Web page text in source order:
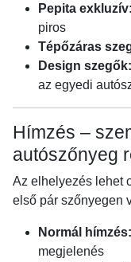
Pepita exkluzív:
piros
Tépőzáras
Design szegők:
az egyedi
Hímzés –
autószőnyeg
Az elhelyezés lehet
első pár szőnyegen
Normál hímzés:
megjelenés